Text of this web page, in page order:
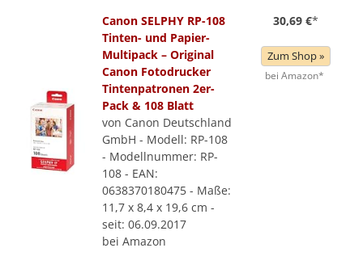
Canon SELPHY RP-108
Tinten- und Papier-
Multipack – Original
Canon Fotodrucker
Tintenpatronen 2er-
Pack & 108 Blatt
von Canon Deutschland
GmbH - Modell: RP-108
- Modellnummer: RP-
108 - EAN:
0638370180475 - Maße:
11,7 x 8,4 x 19,6 cm -
seit: 06.09.2017
bei Amazon
30,69 €*
Zum Shop »
bei Amazon*